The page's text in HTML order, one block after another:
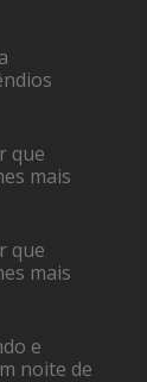
que
mais
que
mais
e
noite de